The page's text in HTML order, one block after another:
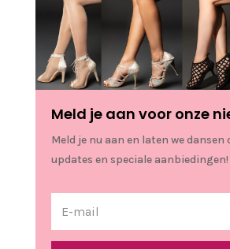
Meld je aan voor onze
Meld je nu aan en laten we dansen
updates en speciale aanbiedingen!